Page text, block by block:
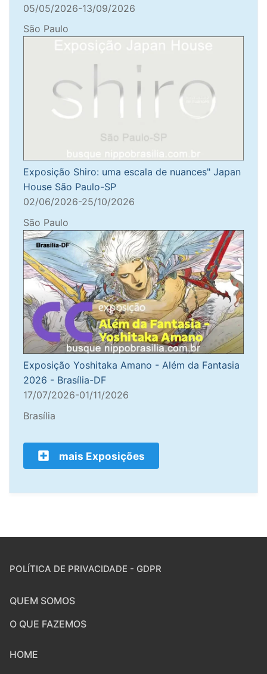
05/05/2026-13/09/2026
São Paulo
Exposição Shiro: uma escala de nuances" Japan
House São Paulo-SP
02/06/2026-25/10/2026
São Paulo
Exposição Yoshitaka Amano - Além da Fantasia
2026 - Brasília-DF
17/07/2026-01/11/2026
Brasília
mais Exposições
POLÍTICA DE PRIVACIDADE - GDPR
QUEM SOMOS
O QUE FAZEMOS
HOME